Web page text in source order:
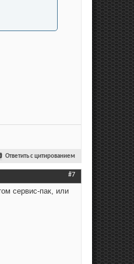
Ответить с цитированием
#7
сервис-пак, или